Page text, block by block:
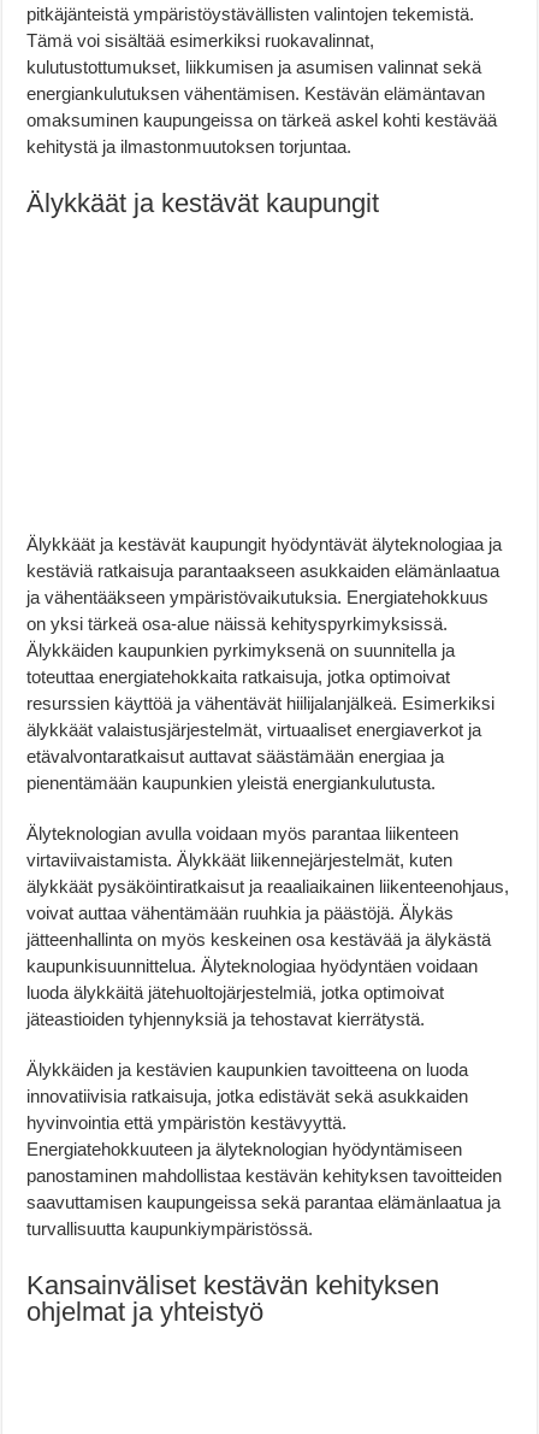
pitkäjänteistä ympäristöystävällisten valintojen tekemistä.
Tämä voi sisältää esimerkiksi ruokavalinnat,
kulutustottumukset, liikkumisen ja asumisen valinnat sekä
energiankulutuksen vähentämisen. Kestävän elämäntavan
omaksuminen kaupungeissa on tärkeä askel kohti kestävää
kehitystä ja ilmastonmuutoksen torjuntaa.
Älykkäät ja kestävät kaupungit
Älykkäät ja kestävät kaupungit hyödyntävät älyteknologiaa ja
kestäviä ratkaisuja parantaakseen asukkaiden elämänlaatua
ja vähentääkseen ympäristövaikutuksia. Energiatehokkuus
on yksi tärkeä osa-alue näissä kehityspyrkimyksissä.
Älykkäiden kaupunkien pyrkimyksenä on suunnitella ja
toteuttaa energiatehokkaita ratkaisuja, jotka optimoivat
resurssien käyttöä ja vähentävät hiilijalanjälkeä. Esimerkiksi
älykkäät valaistusjärjestelmät, virtuaaliset energiaverkot ja
etävalvontaratkaisut auttavat säästämään energiaa ja
pienentämään kaupunkien yleistä energiankulutusta.
Älyteknologian avulla voidaan myös parantaa liikenteen
virtaviivaistamista. Älykkäät liikennejärjestelmät, kuten
älykkäät pysäköintiratkaisut ja reaaliaikainen liikenteenohjaus,
voivat auttaa vähentämään ruuhkia ja päästöjä. Älykäs
jätteenhallinta on myös keskeinen osa kestävää ja älykästä
kaupunkisuunnittelua. Älyteknologiaa hyödyntäen voidaan
luoda älykkäitä jätehuoltojärjestelmiä, jotka optimoivat
jäteastioiden tyhjennyksiä ja tehostavat kierrätystä.
Älykkäiden ja kestävien kaupunkien tavoitteena on luoda
innovatiivisia ratkaisuja, jotka edistävät sekä asukkaiden
hyvinvointia että ympäristön kestävyyttä.
Energiatehokkuuteen ja älyteknologian hyödyntämiseen
panostaminen mahdollistaa kestävän kehityksen tavoitteiden
saavuttamisen kaupungeissa sekä parantaa elämänlaatua ja
turvallisuutta kaupunkiympäristössä.
Kansainväliset kestävän kehityksen
ohjelmat ja yhteistyö